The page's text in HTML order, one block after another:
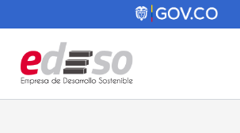
al
contenido